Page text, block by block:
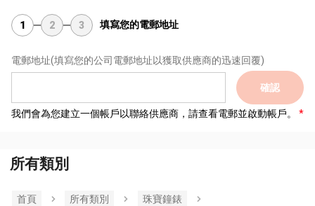
1 2 3 填寫您的電郵地址
電郵地址(填寫您的公司電郵地址以獲取供應商的迅速回覆)
確認
我們會為您建立一個帳戶以聯絡供應商，請查看電郵並啟動帳戶。
所有類別
首頁 所有類別
珠寶鐘錶